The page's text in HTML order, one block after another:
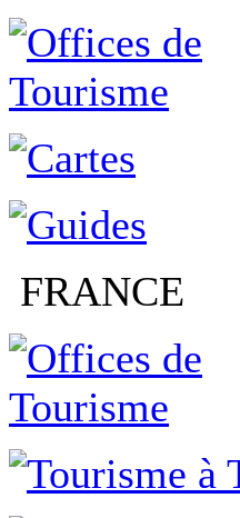
FRANCE